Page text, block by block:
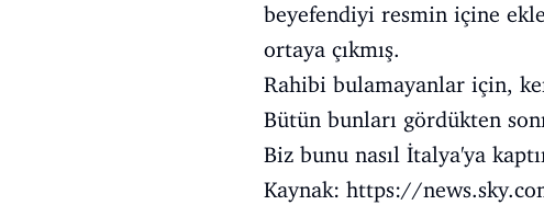
beyefendiyi resmin içine
ortaya çıkmış.
Rahibi bulamayanlar için,
Bütün bunları gördükten
Biz bunu nasıl İtalya'ya
Kaynak: https://